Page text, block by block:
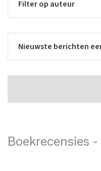
Boekrecensies -